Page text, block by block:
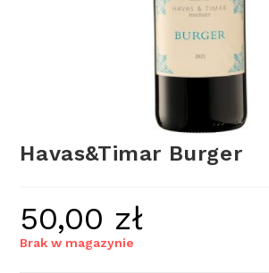
Havas&Timar Burger
50,00 zł
Brak w magazynie